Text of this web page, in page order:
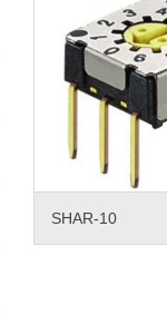
SHAR-10